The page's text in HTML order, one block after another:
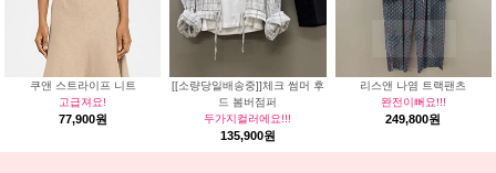
쿠앤 스트라이프 니트
고급져요!
77,900원
[[소량당일배송중]]체크 썸머 후
드 봄버점퍼
두가지컬러에요!!!
135,900원
리스앤 나염 트랙팬츠
완전이뻐요!!!
249,800원